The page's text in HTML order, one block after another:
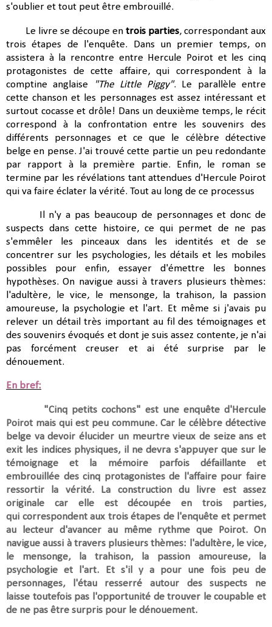
s'oublier et tout peut être embrouillé.
Le livre se découpe en trois parties, correspondant aux
trois étapes de l'enquête. Dans un premier temps, on
assistera à la rencontre entre Hercule Poirot et les cinq
protagonistes de cette affaire, qui correspondent à la
comptine anglaise
"The Little Piggy". Le parallèle entre
cette chanson et les personnages est assez intéressant et
surtout cocasse et drôle! Dans un deuxième temps, le récit
correspond à la confrontation entre les souvenirs des
différents personnages et ce que le célèbre détective
belge en pense. J'ai trouvé cette partie un peu redondante
par rapport à la première partie. Enfin, le roman se
termine par les révélations tant attendues d'Hercule Poirot
qui va faire éclater la vérité. Tout au long de ce processus
Il n'y a pas beaucoup de personnages et donc de
suspects dans cette histoire, ce qui permet de ne pas
s'emmêler les pinceaux dans les identités et de se
concentrer sur les psychologies, les détails et les mobiles
possibles pour enfin, essayer d'émettre les bonnes
hypothèses. On navigue aussi à travers plusieurs thèmes:
l'adultère, le vice, le mensonge, la trahison, la passion
amoureuse, la psychologie et l'art.
Et même si j'avais pu
relever un détail très important au fil des témoignages et
des souvenirs évoqués et dont je suis assez contente, je n'ai
pas forcément creuser et ai été surprise par le
dénouement.
En bref:
"Cinq petits cochons" est une enquête d'Hercule
Poirot mais qui est peu commune. Car le célèbre détective
belge va devoir élucider un meurtre vieux de seize ans et
exit les indices physiques, il ne devra s'appuyer que sur le
témoignage et la mémoire parfois défaillante et
embrouillée des cinq protagonistes de l'affaire pour faire
ressortir la vérité. La construction du livre est assez
originale car elle est découpée en trois parties,
qui correspondent aux trois étapes de l'enquête et permet
au lecteur d'avancer au même rythme que Poirot. On
navigue aussi à travers plusieurs thèmes: l'adultère, le vice,
le mensonge, la trahison, la passion amoureuse, la
psychologie et l'art. Et s'il y a pour une fois peu de
personnages, l'étau resserré autour des suspects ne
laisse toutefois pas l'opportunité de trouver le coupable et
de ne pas être surpris pour le dénouement.